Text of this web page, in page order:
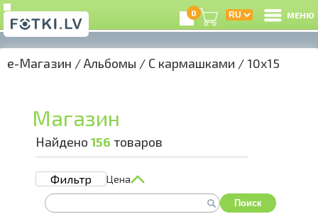
0 МЕНЮ
e-Магазин /Альбомы / С кармашками / 10x15
Магазин
Найдено 156 товаров
Фильтр Цена
Поиск